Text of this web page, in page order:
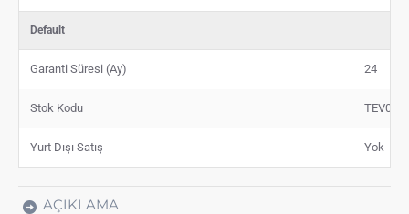
Default
Garanti Süresi (Ay) 24
Stok Kodu
Yurt Dışı Satış Yok
AÇIKLAMA